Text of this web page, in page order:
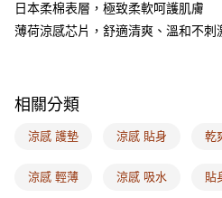
全盈+PAY
AFTEE先享後付是「在收到商品之後才付
１．簡單：不需註冊會員、不需綁卡、不
ATM付款
運送方式
全家取付
日本柔棉表層，極致柔軟呵護肌膚
薄荷涼感芯片，舒適清爽、溫和不刺
相關分類
涼感 護墊 涼感 貼身 乾
涼感 輕薄 涼感 吸水 貼